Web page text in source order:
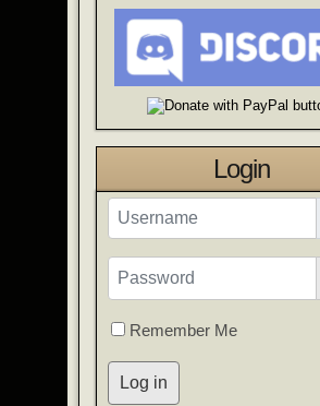
Login
Username
Password
Remember Me
Log in